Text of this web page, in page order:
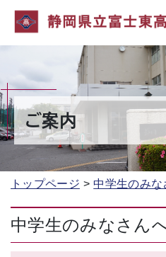
ご案内
トップページ 中学生のみな
中学生のみなさん